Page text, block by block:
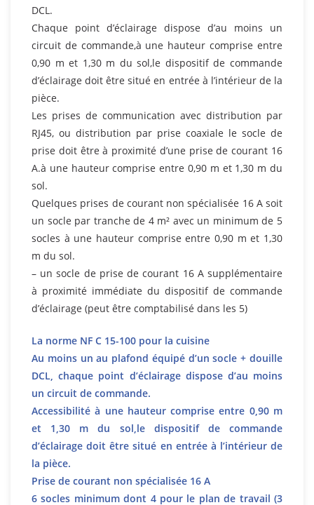
DCL.
Chaque point d’éclairage dispose d’au moins un
circuit de commande,à une hauteur comprise entre
0,90 m et 1,30 m du sol,le dispositif de commande
d’éclairage doit être situé en entrée à l’intérieur de la
pièce.
Les prises de communication avec distribution par
RJ45, ou distribution par prise coaxiale le socle de
prise doit être à proximité d’une prise de courant 16
A.à une hauteur comprise entre 0,90 m et 1,30 m du
sol.
Quelques prises de courant non spécialisée 16 A soit
un socle par tranche de 4 m² avec un minimum de 5
socles à une hauteur comprise entre 0,90 m et 1,30
m du sol.
– un socle de prise de courant 16 A supplémentaire
à proximité immédiate du dispositif de commande
d’éclairage (peut être comptabilisé dans les 5)
La norme NF C 15-100 pour la cuisine
Au moins un au plafond équipé d’un socle + douille
DCL, chaque point d’éclairage dispose d’au moins
un circuit de commande.
Accessibilité à une hauteur comprise entre 0,90 m
et 1,30 m du sol,le dispositif de commande
d’éclairage doit être situé en entrée à l’intérieur de
la pièce.
Prise de courant non spécialisée 16 A
6 socles minimum dont 4 pour le plan de travail (3